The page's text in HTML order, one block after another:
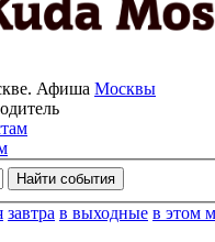
Афиша Москвы
завтра в выходные в этом